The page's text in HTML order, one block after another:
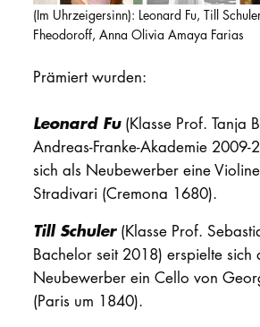
(Im Uhrzeigersinn): Leonard Fu, Till
Fheodoroff, Anna Olivia Amaya Farias
Prämiert wurden:
Leonard Fu(Klasse Prof. Tanja
Andreas-Franke-Akademie 2009-
sich als Neubewerber eine
Stradivari (Cremona 1680).
Till Schuler(Klasse Prof.
Bachelor seit 2018) erspielte sich
Neubewerber ein Cello von
(Paris um 1840).